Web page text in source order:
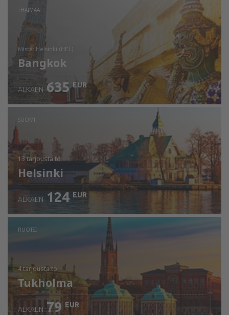
THAIMAA
mistä: Helsinki (HEL)
Bangkok
Tarkista tiedot
ALKAEN 635 EUR
SUOMI
13 tarjousta to
Helsinki
ALKAEN 124 EUR
RUOTSI
4 tarjoustato
Tukholma
ALKAEN 79 EUR